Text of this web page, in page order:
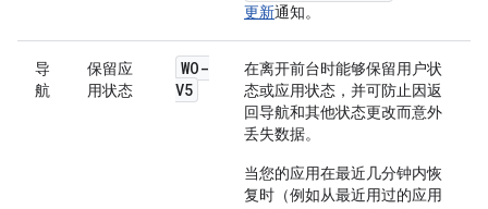
更新通知。
导
航
保留应
用状态
WO-
V5
在离开前台时能够保留用户状
态或应用状态，并可防止因返
回导航和其他状态更改而意外
丢失数据。
当您的应用在最近几分钟内恢
复时（例如从最近用过的应用